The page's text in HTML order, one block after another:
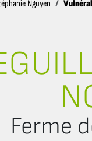
Nguyen
Ferme